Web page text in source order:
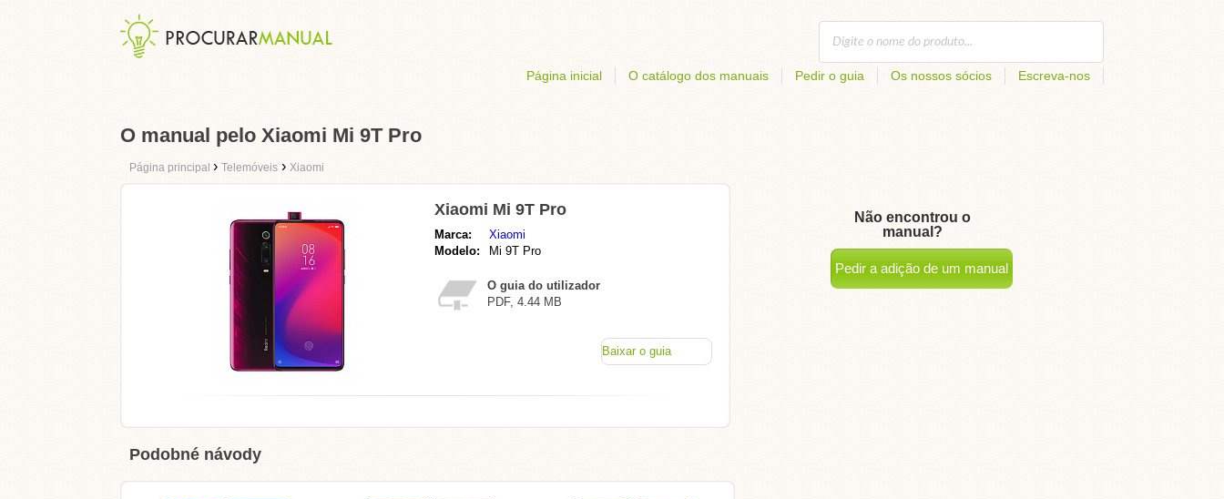
Página inicial O catálogo dos manuais Pedir o guia Os nossos sócios Escreva-nos
O manual pelo Xiaomi Mi 9T Pro
Página principal › Telemóveis › Xiaomi
Xiaomi Mi 9T Pro
Marca:
Xiaomi
Modelo:
Mi 9T Pro
O guia do utilizador
PDF, 4.44 MB
Baixar o guia
Podobné návody
Não encontrou o
manual?
Pedir a adição de um manual